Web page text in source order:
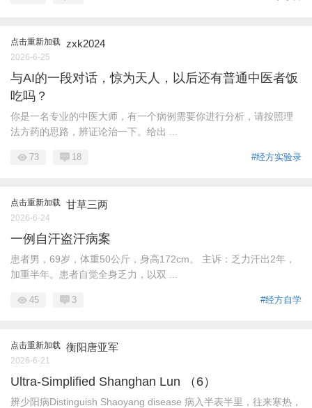
点击重新加载 zxk2024
2026-6-25
与AI的一段对话，惊为天人，以后还有普通中医者饭
吃吗？
你是一名专业的中医大师，有一个病例需要你进行分析，请按照理
法方药的思路，辨证论治一下。给出 ...
#经方实验录
73 18
点击重新加载 甘草三两
2026-6-24
一例自汗盗汗病案
患者男，69岁，体重50公斤，身高172cm。 主诉：乏力汗出2年，
加重半年。患者自觉全身乏力，以双 ...
#经方自学
45 3
点击重新加载 衡阳唐亚军
2026-6-21
Ultra-Simplified Shanghan Lun （6）
辨少阳病Distinguish Shaoyang disease 病入半表半里，往来寒热，